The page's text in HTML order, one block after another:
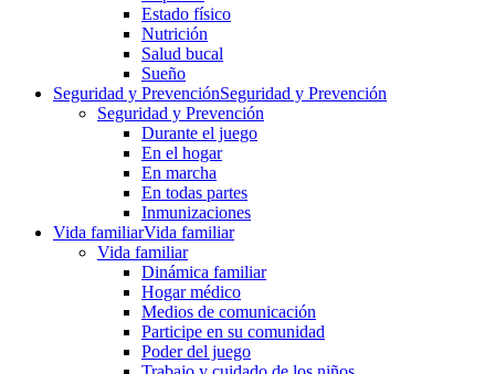
Estado físico
Nutrición
Salud bucal
Sueño
Seguridad y PrevenciónSeguridad y Prevención
Seguridad y Prevención
Durante el juego
En el hogar
En marcha
En todas partes
Inmunizaciones
Vida familiarVida familiar
Vida familiar
Dinámica familiar
Hogar médico
Medios de comunicación
Participe en su comunidad
Poder del juego